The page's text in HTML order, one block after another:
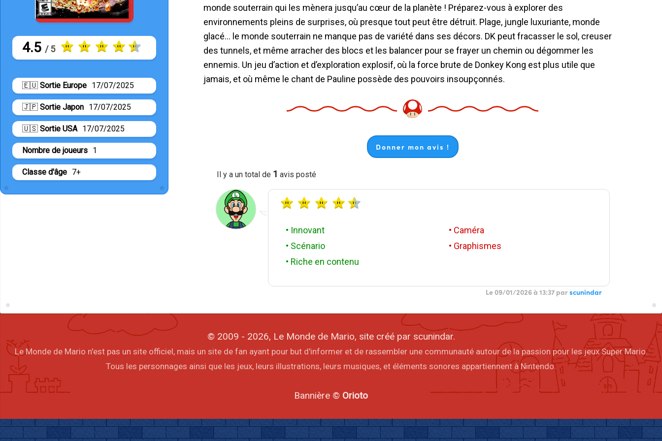
4.5 / 5
🇪🇺 Sortie Europe 17/07/2025
🇯🇵 Sortie Japon 17/07/2025
🇺🇸 Sortie USA 17/07/2025
Nombre de joueurs 1
Classe d'âge 7+
monde souterrain qui les mènera jusqu’au cœur de la planète ! Préparez-vous à explorer des
environnements pleins de surprises, où presque tout peut être détruit. Plage, jungle luxuriante, monde
glacé... le monde souterrain ne manque pas de variété dans ses décors. DK peut fracasser le sol, creuser
des tunnels, et même arracher des blocs et les balancer pour se frayer un chemin ou dégommer les
ennemis. Un jeu d’action et d’exploration explosif, où la force brute de Donkey Kong est plus utile que
jamais, et où même le chant de Pauline possède des pouvoirs insoupçonnés.
Donner mon avis !
Il y a un total de 1 avis posté
• Innovant
• Scénario
• Riche en contenu
• Caméra
• Graphismes
Le 09/01/2026 à 13:37 parscunindar
© 2009 - 2026, Le Monde de Mario, site créé par scunindar.
Le Monde de Mario n'est pas un site officiel, mais un site de fan ayant pour but d'informer et de rassembler une communauté autour de la passion pour les jeux Super Mario.
Tous les personnages ainsi que les jeux, leurs illustrations, leurs musiques, et éléments sonores appartiennent à Nintendo.
Bannière © Orioto